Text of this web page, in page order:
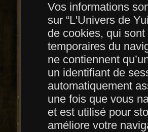
Vos informations
sur “L'Univers de
de cookies, qui
temporaires du
ne contiennent
un identifiant de
automatiquement
une fois que vous
et est utilisé pour
améliore votre